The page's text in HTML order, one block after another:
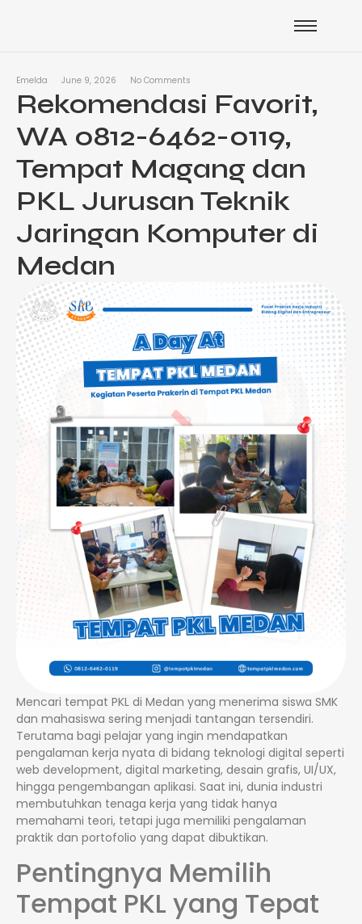
Emelda June 9, 2026 No Comments
Rekomendasi Favorit,
WA 0812-6462-0119,
Tempat Magang dan
PKL Jurusan Teknik
Jaringan Komputer di
Medan
Mencari tempat PKL di Medan yang menerima siswa SMK
dan mahasiswa sering menjadi tantangan tersendiri.
Terutama bagi pelajar yang ingin mendapatkan
pengalaman kerja nyata di bidang teknologi digital seperti
web development, digital marketing, desain grafis, UI/UX,
hingga pengembangan aplikasi. Saat ini, dunia industri
membutuhkan tenaga kerja yang tidak hanya
memahami teori, tetapi juga memiliki pengalaman
praktik dan portofolio yang dapat dibuktikan.
Pentingnya Memilih
Tempat PKL yang Tepat